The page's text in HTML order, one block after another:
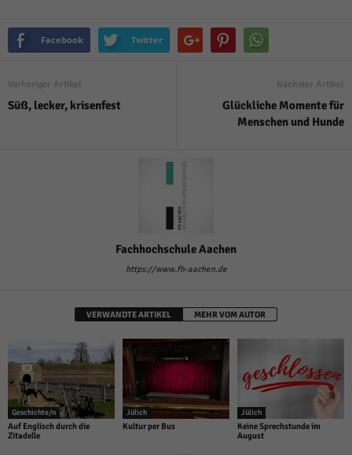
Facebook Twitter
Vorheriger Artikel
Süß, lecker, krisenfest
Nächster Artikel
Glückliche Momente für
Menschen und Hunde
Fachhochschule Aachen
https://www.fh-aachen.de
VERWANDTE ARTIKEL MEHR VOM AUTOR
Geschichte/n
Auf Englisch durch die
Zitadelle
Jülich
Kultur per Bus
Jülich
Keine Sprechstunde im
August